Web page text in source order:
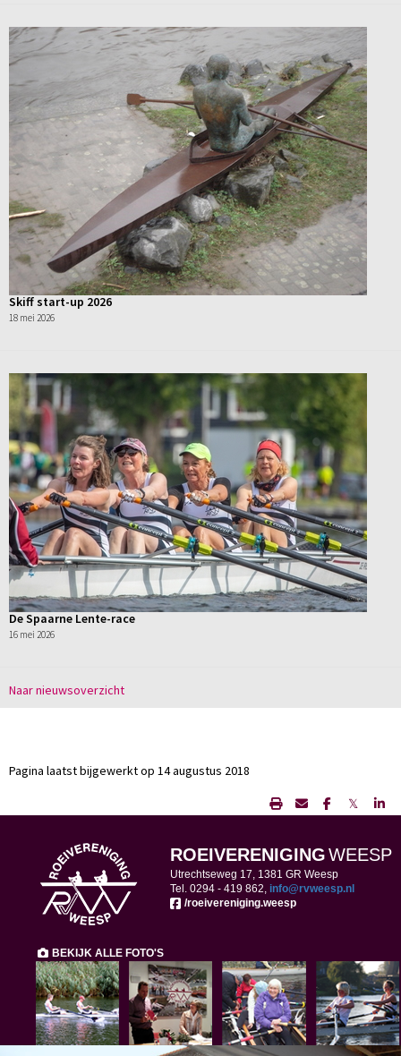
Skiff start-up 2026
18 mei 2026
De Spaarne Lente-race
16 mei 2026
Naar nieuwsoverzicht
Pagina laatst bijgewerkt op 14 augustus 2018
𝕏
ROEIVERENIGINGWEESP
Utrechtseweg 17, 1381 GR Weesp
Tel. 0294 - 419 862, ofni@rvweesp.nl
/roeivereniging.weesp
BEKIJK ALLE FOTO'S